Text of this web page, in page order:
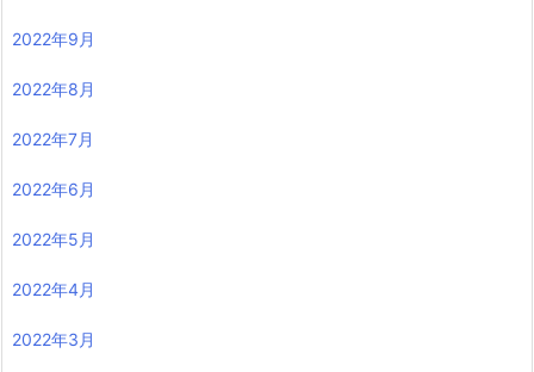
2022年9月
2022年8月
2022年7月
2022年6月
2022年5月
2022年4月
2022年3月